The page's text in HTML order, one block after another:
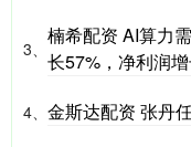
3、
楠希配资 AI算力
长57%，净利润
4、 金斯达配资 张丹